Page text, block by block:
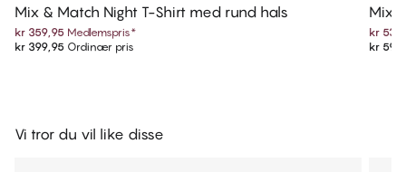
Mix & Match Night T-Shirt med rund hals
kr 359,95 Medlemspris*
kr 399,95 Ordinær pris
Mix
kr
kr
Vi tror du vil like disse